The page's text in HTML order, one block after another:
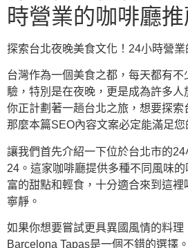
時營業的咖啡廳推
探索台北夜晚美食文化！24小時營
台灣作為一個美食之都，每天都有
驗，特別是在夜晚，更是成為許多
你正計劃著一趟台北之旅，想要探索
那麼本篇SEO內容文案必定能滿足您
讓我們首先介紹一下位於台北市的
24。這家咖啡廳提供多種不同風味
富的甜點和輕食，十分適合來到這
寧靜。
如果你想要嘗試更具異國風情的料理
Barcelona Tapas是一個不錯的選擇